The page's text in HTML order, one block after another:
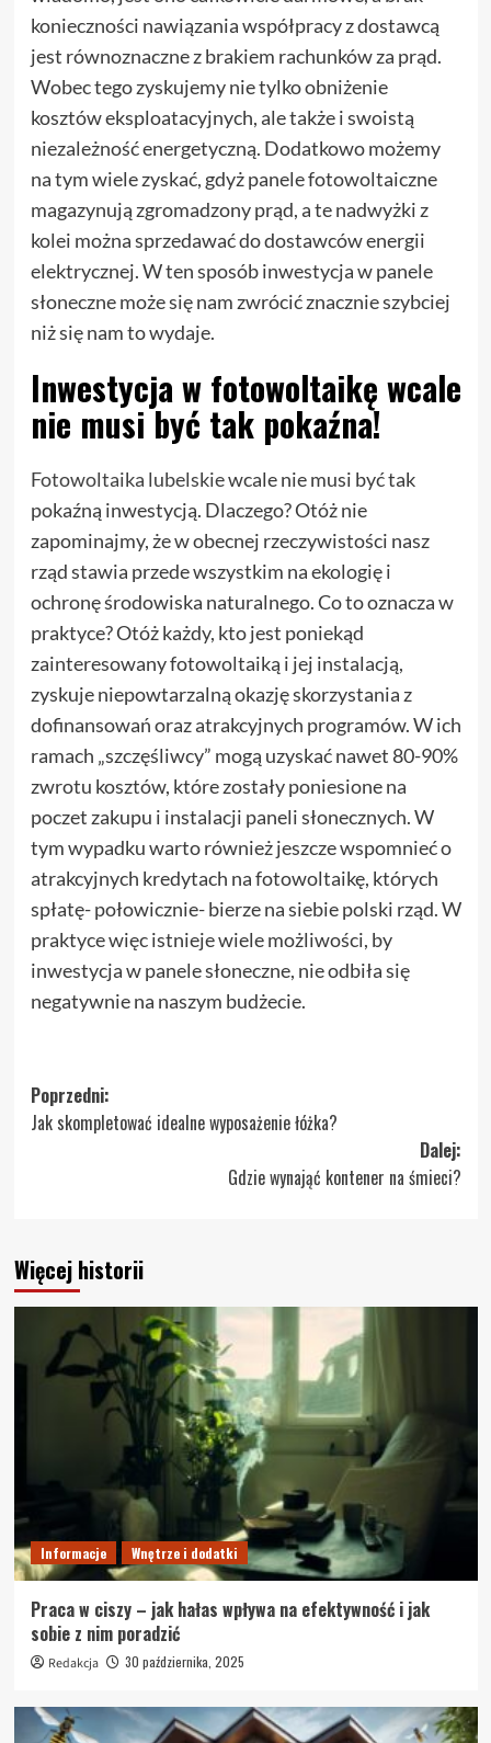
konieczności nawiązania współpracy z dostawcą
jest równoznaczne z brakiem rachunków za prąd.
Wobec tego zyskujemy nie tylko obniżenie
kosztów eksploatacyjnych, ale także i swoistą
niezależność energetyczną. Dodatkowo możemy
na tym wiele zyskać, gdyż panele fotowoltaiczne
magazynują zgromadzony prąd, a te nadwyżki z
kolei można sprzedawać do dostawców energii
elektrycznej. W ten sposób inwestycja w panele
słoneczne może się nam zwrócić znacznie szybciej
niż się nam to wydaje.
Inwestycja w fotowoltaikę wcale
nie musi być tak pokaźna!
Fotowoltaika lubelskiewcale nie musi być tak
pokaźną inwestycją. Dlaczego? Otóż nie
zapominajmy, że w obecnej rzeczywistości nasz
rząd stawia przede wszystkim na ekologię i
ochronę środowiska naturalnego. Co to oznacza w
praktyce? Otóż każdy, kto jest poniekąd
zainteresowany fotowoltaiką i jej instalacją,
zyskuje niepowtarzalną okazję skorzystania z
dofinansowań oraz atrakcyjnych programów. W ich
ramach „szczęśliwcy” mogą uzyskać nawet 80-90%
zwrotu kosztów, które zostały poniesione na
poczet zakupu i instalacji paneli słonecznych. W
tym wypadku warto również jeszcze wspomnieć o
atrakcyjnych kredytach na fotowoltaikę, których
spłatę- połowicznie- bierze na siebie polski rząd. W
praktyce więc istnieje wiele możliwości, by
inwestycja w panele słoneczne, nie odbiła się
negatywnie na naszym budżecie.
Zobacz
wpisy
Poprzedni:
Jak skompletować idealne wyposażenie łóżka?
Dalej:
Gdzie wynająć kontener na śmieci?
Więcej historii
Informacje Wnętrze i dodatki
Praca w ciszy – jak hałas wpływa na efektywność i jak
sobie z nim poradzić
Redakcja 30 października, 2025